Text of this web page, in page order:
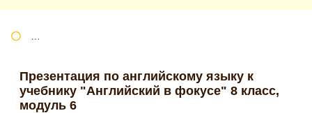
Презентация по английскому языку к
учебнику "Английский в фокусе" 8 класс,
модуль 6